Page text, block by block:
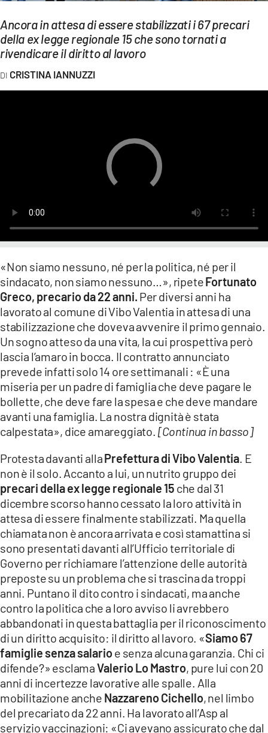
LAC NETWORK
LACITYMAG.IT
COSENZACHANNEL.IT
ILVIBONESE.IT
CATANZAROCHANNEL.IT
LACAPITALENEWS.IT
App
ANDROID
APPLE
Ancora in attesa di essere stabilizzati i 67 precari
della ex legge regionale 15 che sono tornati a
rivendicare il diritto al lavoro
CRISTINA IANNUZZI
«Non siamo nessuno, né per la politica, né per il
sindacato, non siamo nessuno…», ripeteFortunato
Greco, precario da 22 anni. Per diversi anni ha
lavorato al comune di Vibo Valentia in attesa di una
stabilizzazione che doveva avvenire il primo gennaio.
Un sogno atteso da una vita, la cui prospettiva però
lascia l’amaro in bocca. Il contratto annunciato
prevede infatti solo 14 ore settimanali : «È una
miseria per un padre di famiglia che deve pagare le
bollette, che deve fare la spesa e che deve mandare
avanti una famiglia. La nostra dignità è stata
calpestata», dice amareggiato. [Continua in basso]
Protesta davanti allaPrefettura di Vibo Valentia . E
non è il solo. Accanto a lui, un nutrito gruppo dei
precari della ex legge regionale 15 che dal 31
dicembre scorso hanno cessato la loro attività in
attesa di essere finalmente stabilizzati. Ma quella
chiamata non è ancora arrivata e così stamattina si
sono presentati davanti all’Ufficio territoriale di
Governo per richiamare l’attenzione delle autorità
preposte su un problema che si trascina da troppi
anni. Puntano il dito contro i sindacati, ma anche
contro la politica che a loro avviso li avrebbero
abbandonati in questa battaglia per il riconoscimento
di un diritto acquisito: il diritto al lavoro. «Siamo 67
famiglie senza salarioe senza alcuna garanzia. Chi ci
difende?» esclamaValerio Lo Mastro, pure lui con 20
anni di incertezze lavorative alle spalle. Alla
mobilitazione anche Nazzareno Cichello, nel limbo
del precariato da 22 anni. Ha lavorato all’Asp al
servizio vaccinazioni: «Ci avevano assicurato che dal